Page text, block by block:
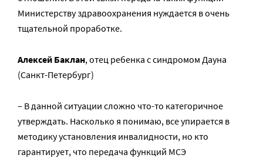
Министерству здравоохранения нуждается в очень
тщательной проработке.
Алексей Баклан, отец ребенка с синдромом Дауна
(Санкт-Петербург)
– В данной ситуации сложно что-то категоричное
утверждать. Насколько я понимаю, все упирается в
методику установления инвалидности, но кто
гарантирует, что передача функций МСЭ